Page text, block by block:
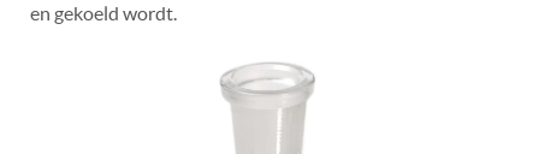
en gekoeld wordt.